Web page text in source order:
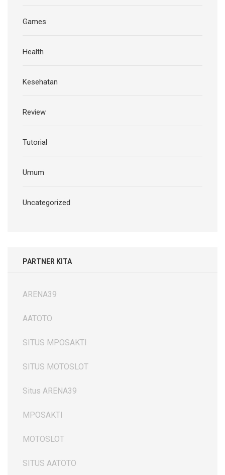
Games
Health
Kesehatan
Review
Tutorial
Umum
Uncategorized
PARTNER KITA
ARENA39
AATOTO
SITUS MPOSAKTI
SITUS MOTOSLOT
Situs ARENA39
MPOSAKTI
MOTOSLOT
SITUS AATOTO